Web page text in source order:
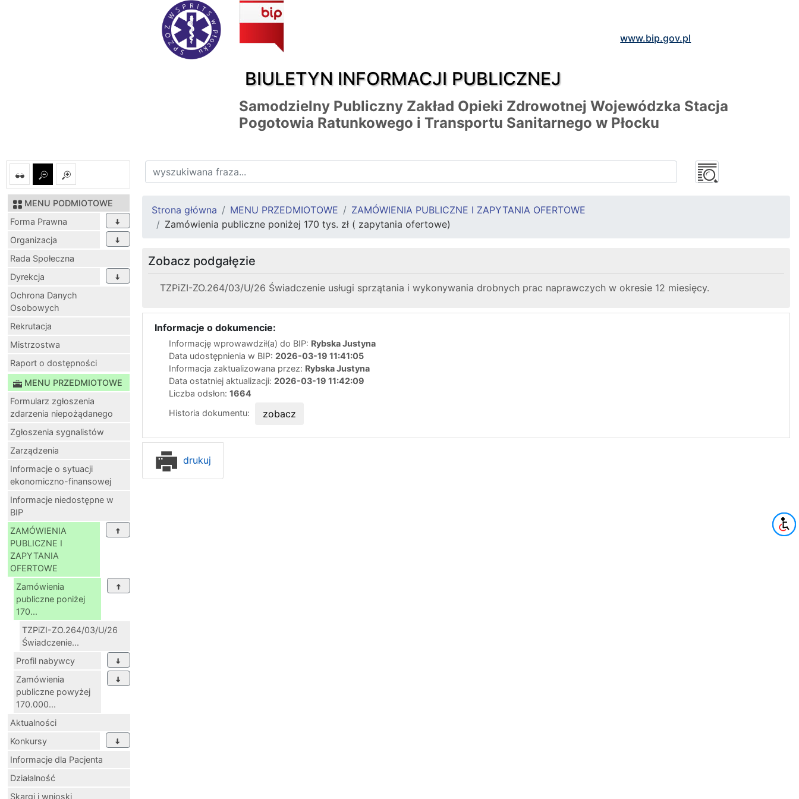
BIULETYN INFORMACJI PUBLICZNEJ
www.bip.gov.pl
Samodzielny Publiczny Zakład Opieki Zdrowotnej Wojewódzka Stacja
Pogotowia Ratunkowego i Transportu Sanitarnego w Płocku
MENU PODMIOTOWE
Forma Prawna
Organizacja
Rada Społeczna
Dyrekcja
Ochrona Danych
Osobowych
Rekrutacja
Mistrzostwa
Raport o dostępności
MENU PRZEDMIOTOWE
Formularz zgłoszenia
zdarzenia niepożądanego
Zgłoszenia sygnalistów
Zarządzenia
Informacje o sytuacji
ekonomiczno-finansowej
Informacje niedostępne w
BIP
ZAMÓWIENIA
PUBLICZNE I
ZAPYTANIA
OFERTOWE
Zamówienia
publiczne poniżej
170...
TZPiZI-ZO.264/03/U/26
Świadczenie...
Profil nabywcy
Zamówienia
publiczne powyżej
170.000...
Aktualności
Konkursy
Informacje dla Pacjenta
Działalność
Skargi i wnioski
Strona główna MENU PRZEDMIOTOWE
ZAMÓWIENIA PUBLICZNE I ZAPYTANIA OFERTOWE
Zamówienia publiczne poniżej 170 tys. zł ( zapytania ofertowe)
Zobacz podgałęzie
TZPiZI-ZO.264/03/U/26 Świadczenie usługi sprzątania i wykonywania drobnych prac naprawczych w okresie 12 miesięcy.
Informacje o dokumencie:
Informację wprowawdził(a) do BIP: Rybska Justyna
Data udostępnienia w BIP: 2026-03-19 11:41:05
Informacja zaktualizowana przez: Rybska Justyna
Data ostatniej aktualizacji: 2026-03-19 11:42:09
Liczba odsłon: 1664
Historia dokumentu:
zobacz
drukuj